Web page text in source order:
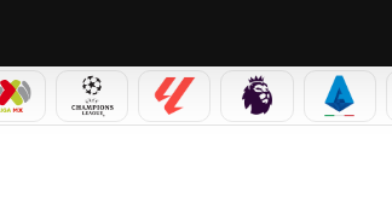
MEXICANA
LIGA MX CHAMPIONS LEAGUE
LALIGA PREMIER LEAGUE
SERIE A